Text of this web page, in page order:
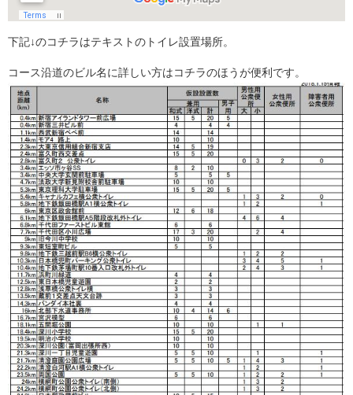
下記↓のコチラはテキストのトイレ設置場所。
コース沿道のビル名に詳しい方はコチラのほうが便利です。